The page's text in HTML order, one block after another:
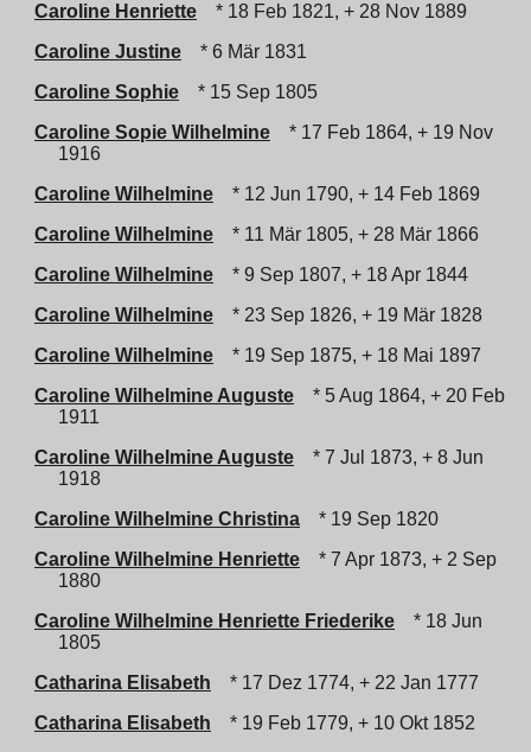
Caroline Henriette
* 18 Feb 1821, + 28 Nov 1889
Caroline Justine
* 6 Mär 1831
Caroline Sophie
* 15 Sep 1805
Caroline Sopie Wilhelmine
* 17 Feb 1864, + 19 Nov
1916
Caroline Wilhelmine
* 12 Jun 1790, + 14 Feb 1869
Caroline Wilhelmine
* 11 Mär 1805, + 28 Mär 1866
Caroline Wilhelmine
* 9 Sep 1807, + 18 Apr 1844
Caroline Wilhelmine
* 23 Sep 1826, + 19 Mär 1828
Caroline Wilhelmine
* 19 Sep 1875, + 18 Mai 1897
Caroline Wilhelmine Auguste
* 5 Aug 1864, + 20 Feb
1911
Caroline Wilhelmine Auguste
* 7 Jul 1873, + 8 Jun
1918
Caroline Wilhelmine Christina
* 19 Sep 1820
Caroline Wilhelmine Henriette
* 7 Apr 1873, + 2 Sep
1880
Caroline Wilhelmine Henriette Friederike
* 18 Jun
1805
Catharina Elisabeth
* 17 Dez 1774, + 22 Jan 1777
Catharina Elisabeth
* 19 Feb 1779, + 10 Okt 1852